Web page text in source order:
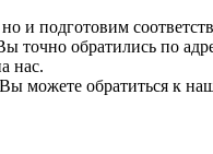
и подготовим
точно обратились по
нас.
можете обратиться к